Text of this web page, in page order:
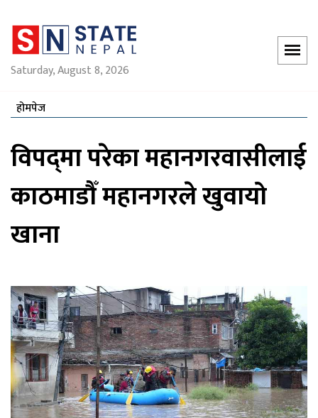
Saturday, August 8, 2026
होमपेज
विपद्‌मा परेका महानगरवासीलाई
काठमाडौँ महानगरले खुवायो
खाना